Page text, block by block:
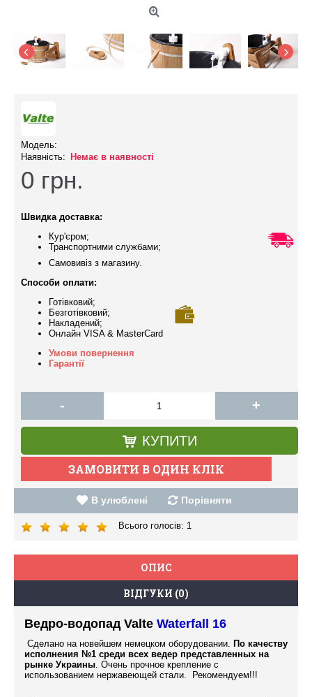
Модель:
Наявність:
Немає в наявності
0 грн.
Швидка доставка:
Кур'єром;
Транспортними службами;
Самовивіз з магазину.
Способи оплати:
Готівковий;
Безготівковий;
Накладений;
Онлайн VISA & MasterCard
Умови повернення
Гарантії
- +
КУПИТИ
В улюблені Порівняти
Всього голосів: 1
ОПИС
ВІДГУКИ (0)
Ведро-водопад Valte Waterfall 16
Сделано на новейшем немецком оборудовании. По качеству
исполнения №1 среди всех ведер представленных на
рынке Украины. Очень прочное крепление с
использованием нержавеющей стали. Рекомендуем!!!